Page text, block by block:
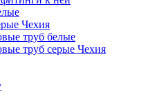
Чехия
труб белые
труб серые Чехия